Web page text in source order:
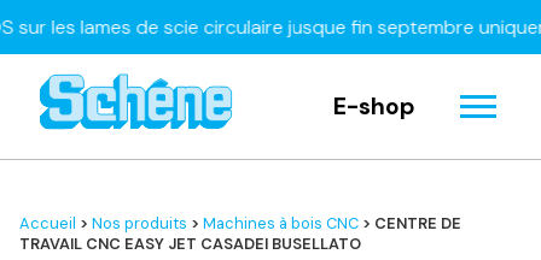
les lames de scie circulaire jusque fin septembre uniquement
E-shop
Accueil > Nos produits > Machines à bois CNC > CENTRE DE
TRAVAIL CNC EASY JET CASADEI BUSELLATO